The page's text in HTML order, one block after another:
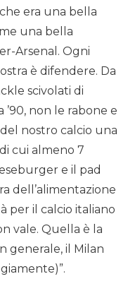
era una bella
una bella
Arsenal. Ogni
è difendere. Da
scivolati di
non le rabone e
nostro calcio una
cui almeno 7
e il pad
dell’alimentazione
per il calcio italiano
vale. Quella è la
generale, il Milan